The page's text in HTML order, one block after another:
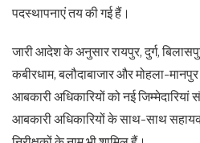
पदस्थापनाएं तय की गई हैं।
जारी आदेश के अनुसार रायपुर, दुर्ग,
कबीरधाम, बलौदाबाजार और मोहला-
आबकारी अधिकारियों को नई जिम्मेदारियां
आबकारी अधिकारियों के साथ-साथ